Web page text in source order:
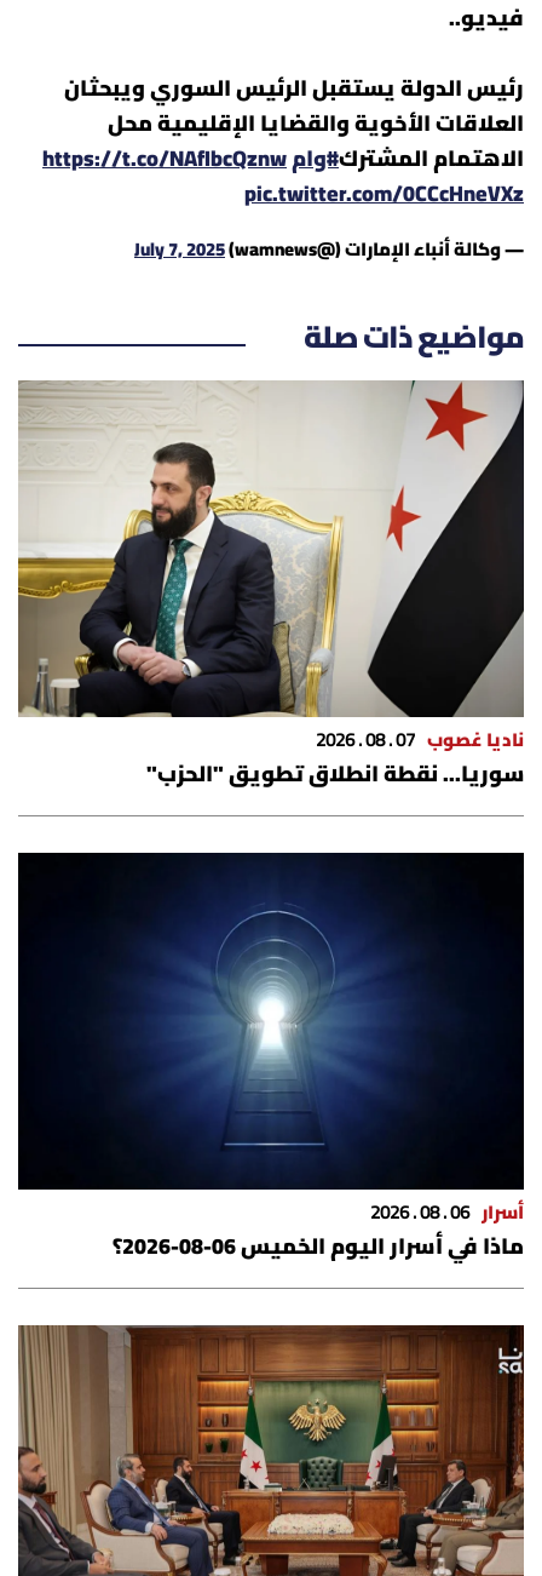
فيديو..
رئيس الدولة يستقبل الرئيس السوري ويبحثان
العلاقات الأخوية والقضايا الإقليمية محل
الاهتمام المشترك#وامhttps://t.co/NAfIbcQznw
pic.twitter.com/0CCcHneVXz
— وكالة أنباء الإمارات (@wamnews) July 7, 2025
مواضيع ذات صلة
ناديا غصوب 07 . 08 . 2026
سوريا... نقطة انطلاق تطويق "الحزب"
أسرار 06 . 08 . 2026
ماذا في أسرار اليوم الخميس 06-08-2026؟